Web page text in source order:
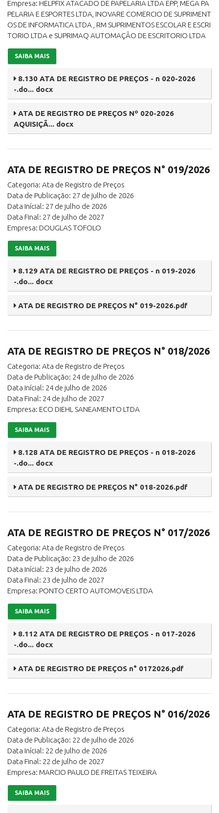
Empresa: HELPFIX ATACADO DE PAPELARIA LTDA EPP, MEGA PA
PELARIA E ESPORTES LTDA, INOVARE COMERCIO DE SUPRIMENT
OS DE INFORMATICA LTDA , RM SUPRIMENTOS ESCOLAR E ESCRI
TORIO LTDA e SUPRIMAQ AUTOMAÇÃO DE ESCRITORIO LTDA
SAIBA MAIS
8.130 ATA DE REGISTRO DE PREÇOS - n 020-2026
-.do... docx
ATA DE REGISTRO DE PREÇOS Nº 020-2026
AQUISIÇÃ... docx
ATA DE REGISTRO DE PREÇOS N° 019/2026
Categoria: Ata de Registro de Preços
Data de Publicação: 27 de julho de 2026
Data Inícial: 27 de julho de 2026
Data Final: 27 de julho de 2027
Empresa: DOUGLAS TOFOLO
SAIBA MAIS
8.129 ATA DE REGISTRO DE PREÇOS - n 019-2026
-.do... docx
ATA DE REGISTRO DE PREÇOS N° 019-2026.pdf
ATA DE REGISTRO DE PREÇOS N° 018/2026
Categoria: Ata de Registro de Preços
Data de Publicação: 24 de julho de 2026
Data Inícial: 24 de julho de 2026
Data Final: 24 de julho de 2027
Empresa: ECO DIEHL SANEAMENTO LTDA
SAIBA MAIS
8.128 ATA DE REGISTRO DE PREÇOS - n 018-2026
-.do... docx
ATA DE REGISTRO DE PREÇOS N° 018-2026.pdf
ATA DE REGISTRO DE PREÇOS N° 017/2026
Categoria: Ata de Registro de Preços
Data de Publicação: 23 de julho de 2026
Data Inícial: 23 de julho de 2026
Data Final: 23 de julho de 2027
Empresa: PONTO CERTO AUTOMOVEIS LTDA
SAIBA MAIS
8.112 ATA DE REGISTRO DE PREÇOS - n 017-2026
-.do... docx
ATA DE REGISTRO DE PREÇOS n° 0172026.pdf
ATA DE REGISTRO DE PREÇOS N° 016/2026
Categoria: Ata de Registro de Preços
Data de Publicação: 22 de julho de 2026
Data Inícial: 22 de julho de 2026
Data Final: 22 de julho de 2027
Empresa: MARCIO PAULO DE FREITAS TEIXEIRA
SAIBA MAIS